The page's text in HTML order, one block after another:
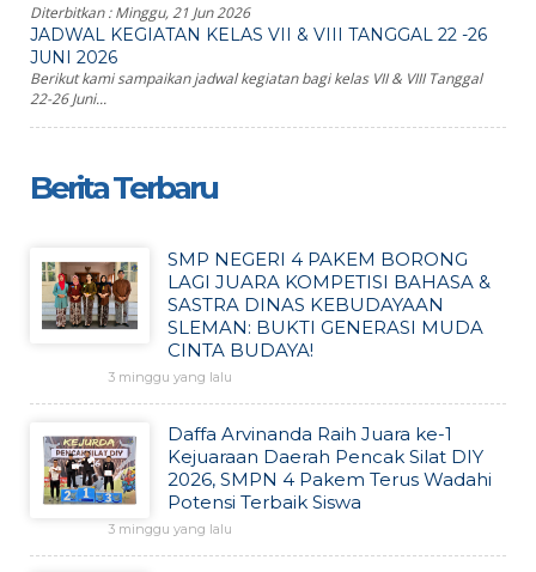
Diterbitkan :Minggu, 21 Jun 2026
JADWAL KEGIATAN KELAS VII & VIII TANGGAL 22 -26
JUNI 2026
Berikut kami sampaikan jadwal kegiatan bagi kelas VII & VIII Tanggal
22-26 Juni...
Berita Terbaru
SMP NEGERI 4 PAKEM BORONG
LAGI JUARA KOMPETISI BAHASA &
SASTRA DINAS KEBUDAYAAN
SLEMAN: BUKTI GENERASI MUDA
CINTA BUDAYA!
3 minggu yang lalu
Daffa Arvinanda Raih Juara ke-1
Kejuaraan Daerah Pencak Silat DIY
2026, SMPN 4 Pakem Terus Wadahi
Potensi Terbaik Siswa
3 minggu yang lalu